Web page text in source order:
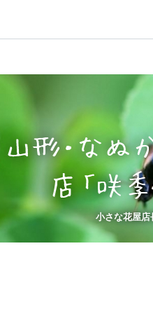
山形・なぬ
店「咲
小さな花屋店